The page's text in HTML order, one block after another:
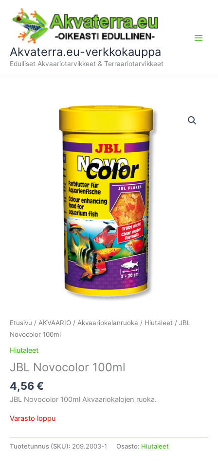
sisältöön
Akvaterra.eu-verkkokauppa
Edulliset Akvaariotarvikkeet & Terraariotarvikkeet
Etusivu / AKVAARIO / Akvaariokalanruoka / Hiutaleet / JBL
Novocolor 100ml
Hiutaleet
JBL Novocolor 100ml
4,56€
JBL Novocolor 100ml Akvaariokalojen ruoka.
Varasto loppu
Tuotetunnus (SKU): 209.2003-1 Osasto: Hiutaleet